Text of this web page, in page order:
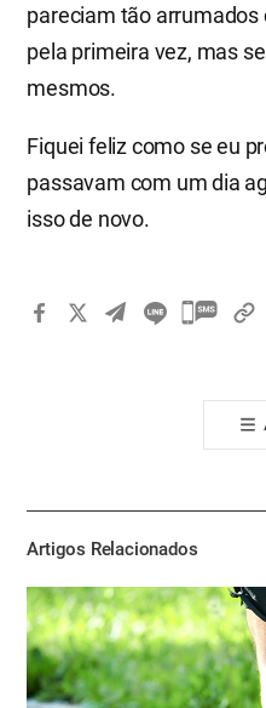
pareciam tão
pela primeira vez, mas
mesmos.
Fiquei feliz como se eu
passavam com um dia
isso de novo.
Artigos Relacionados